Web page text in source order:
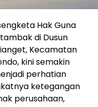
Hak Guna
di Dusun
Kecamatan
kini semakin
perhatian
ketegangan
perusahaan,